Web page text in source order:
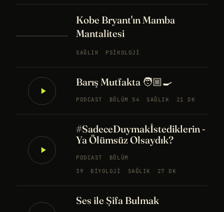
Kobe Bryant'ın Mamba
Mantalitesi
SAĞLIK PSIKOLOJI
Barış Mutfakta 🧑🏼‍🍳
PODCAST BÖLÜM 54 SAĞLIK 21 DK
#SadeceDuymakİstediklerin -
Ya Ölümsüz Olsaydık?
PODCAST
BÖLÜM
39
BIYOLOJI SAĞLIK 27 DK
Ses ile Şifa Bulmak